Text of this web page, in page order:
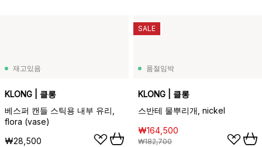
재고있음
KLONG | 클롱
베스퍼 캔들 스틱용 내부 유리,
flora (vase)
₩28,500
품절임박
KLONG | 클롱
스반테 물뿌리개, nickel
₩164,500
₩182,700
SALE